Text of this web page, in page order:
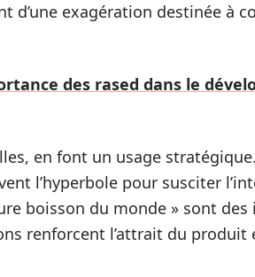
d’une exagération destinée à
des rased dans le
en font un usage
l’hyperbole pour susciter
boisson du monde » sont
renforcent l’attrait du produit